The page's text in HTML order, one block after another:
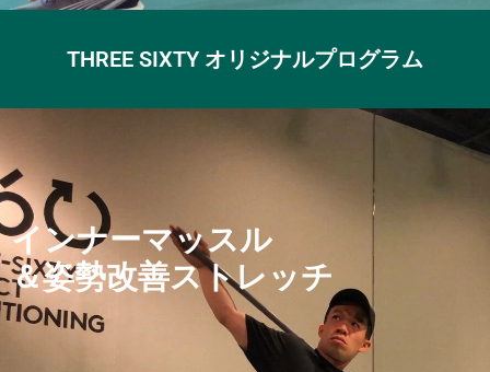
THREE SIXTY オリジナルプログラム
インナーマッスル
＆姿勢改善ストレッチ